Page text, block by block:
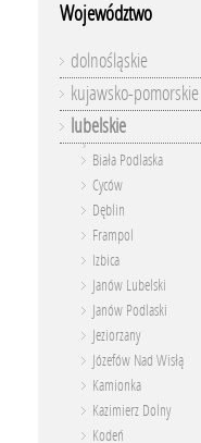
Województwo
dolnośląskie
kujawsko-pomorskie
lubelskie
Biała Podlaska
Cyców
Dęblin
Frampol
Izbica
Janów Lubelski
Janów Podlaski
Jeziorzany
Józefów Nad Wisłą
Kamionka
Kazimierz Dolny
Kodeń